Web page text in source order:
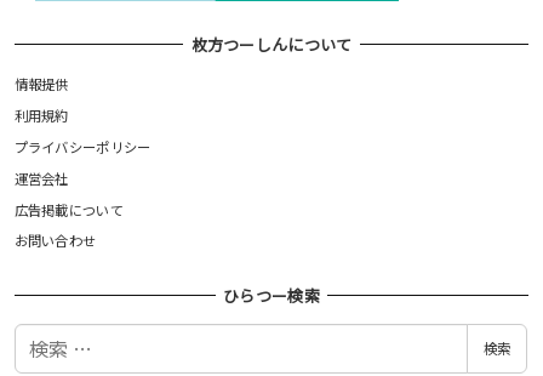
枚方つーしんについて
情報提供
利用規約
プライバシーポリシー
運営会社
広告掲載について
お問い合わせ
ひらつー検索
検
検索